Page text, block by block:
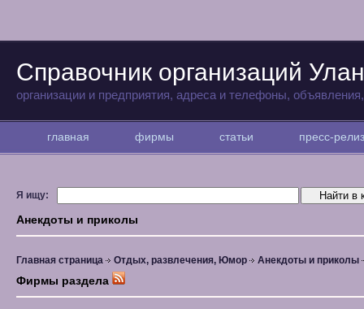
Справочник организаций
организации и предприятия, адреса и телефоны,
главная фирмы статьи пресс-
Я ищу:
Анекдоты и приколы
Главная страница Отдых, развлечения, Юмор Анекдоты и приколы
Фирмы раздела